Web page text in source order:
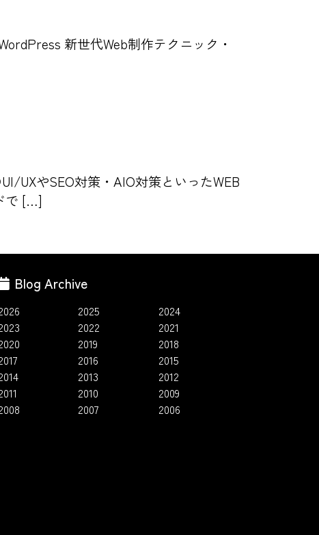
新世代Web制作テクニック・
UXやSEO対策・AIO対策といったWEB
で […]
Blog Archive
2025
2024
2022
2021
2019
2018
2016
2015
2013
2012
2010
2009
2007 2006